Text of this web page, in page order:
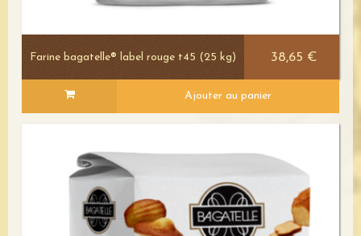
Farine bagatelle® label rouge t45 (25 kg) 38,65 €
Ajouter au panier